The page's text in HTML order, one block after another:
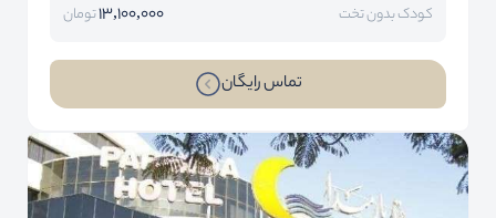
کودک بدون تخت 13,100,000تومان
تماس رایگان